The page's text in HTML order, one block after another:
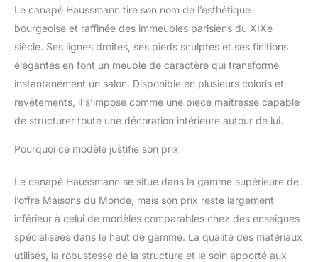
Le canapé Haussmann tire son nom de l’esthétique
bourgeoise et raffinée des immeubles parisiens du XIXe
siècle. Ses lignes droites, ses pieds sculptés et ses finitions
élégantes en font un meuble de caractère qui transforme
instantanément un salon. Disponible en plusieurs coloris et
revêtements, il s’impose comme une pièce maîtresse capable
de structurer toute une décoration intérieure autour de lui.
Pourquoi ce modèle justifie son prix
Le canapé Haussmann se situe dans la gamme supérieure de
l’offre Maisons du Monde, mais son prix reste largement
inférieur à celui de modèles comparables chez des enseignes
spécialisées dans le haut de gamme. La qualité des matériaux
utilisés, la robustesse de la structure et le soin apporté aux